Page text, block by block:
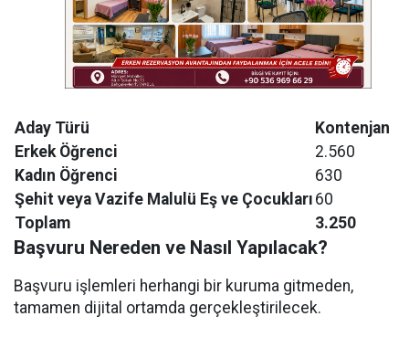
Aday Türü
Kontenjan
Erkek Öğrenci
2.560
Kadın Öğrenci
630
Şehit veya Vazife Malulü Eş ve Çocukları 60
Toplam
3.250
Başvuru Nereden ve Nasıl Yapılacak?
Başvuru işlemleri herhangi bir kuruma gitmeden,
tamamen dijital ortamda gerçekleştirilecek.